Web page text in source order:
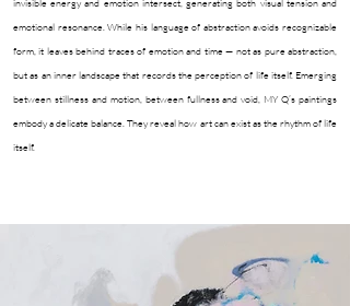
emotional resonance. While his language of abstraction avoids recognizable
form, it leaves behind traces of emotion and time — not as pure abstraction,
but as an inner landscape that records the perception of life itself. Emerging
between stillness and motion, between fullness and void, MY Q’s paintings
embody a delicate balance. They reveal how art can exist as the rhythm of life
itself.